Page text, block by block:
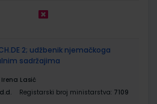
2; udžbenik njemačkoga
sadržajima
Lasić
Registarski broj ministarstva: 7109